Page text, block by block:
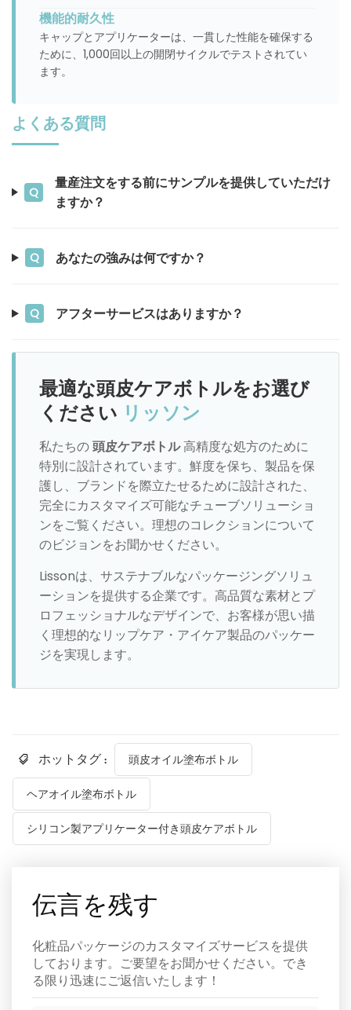
機能的耐久性
キャップとアプリケーターは、一貫した性能を確保する
ために、1,000回以上の開閉サイクルでテストされてい
ます。
よくある質問
Q
量産注文をする前にサンプルを提供していただけ
ますか？
Q あなたの強みは何ですか？
Q アフターサービスはありますか？
最適な頭皮ケアボトルをお選び
ください リッソン
私たちの頭皮ケアボトル高精度な処方のために
特別に設計されています。鮮度を保ち、製品を保
護し、ブランドを際立たせるために設計された、
完全にカスタマイズ可能なチューブソリューショ
ンをご覧ください。理想のコレクションについて
のビジョンをお聞かせください。
Lissonは、サステナブルなパッケージングソリュ
ーションを提供する企業です。高品質な素材とプ
ロフェッショナルなデザインで、お客様が思い描
く理想的なリップケア・アイケア製品のパッケー
ジを実現します。
ホットタグ : 頭皮オイル塗布ボトル
ヘアオイル塗布ボトル
シリコン製アプリケーター付き頭皮ケアボトル
伝言を残す
化粧品パッケージのカスタマイズサービスを提供
しております。ご要望をお聞かせください。でき
る限り迅速にご返信いたします！